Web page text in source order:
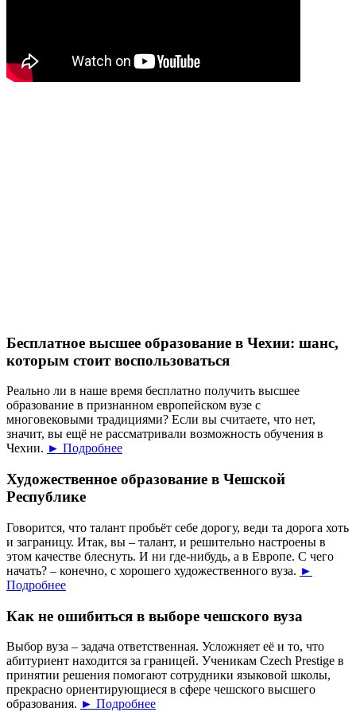
Бесплатное высшее образование в Чехии: шанс,
которым стоит воспользоваться
Реально ли в наше время бесплатно получить высшее
образование в признанном европейском вузе с
многовековыми традициями? Если вы считаете, что нет,
значит, вы ещё не рассматривали возможность обучения в
Чехии. ► Подробнее
Художественное образование в Чешской
Республике
Говорится, что талант пробьёт себе дорогу, веди та дорога хоть
и заграницу. Итак, вы – талант, и решительно настроены в
этом качестве блеснуть. И ни где-нибудь, а в Европе. С чего
начать? – конечно, с хорошего художественного вуза. ►
Подробнее
Как не ошибиться в выборе чешского вуза
Выбор вуза – задача ответственная. Усложняет её и то, что
абитуриент находится за границей. Ученикам Czech Prestige в
принятии решения помогают сотрудники языковой школы,
прекрасно ориентирующиеся в сфере чешского высшего
образования. ► Подробнее